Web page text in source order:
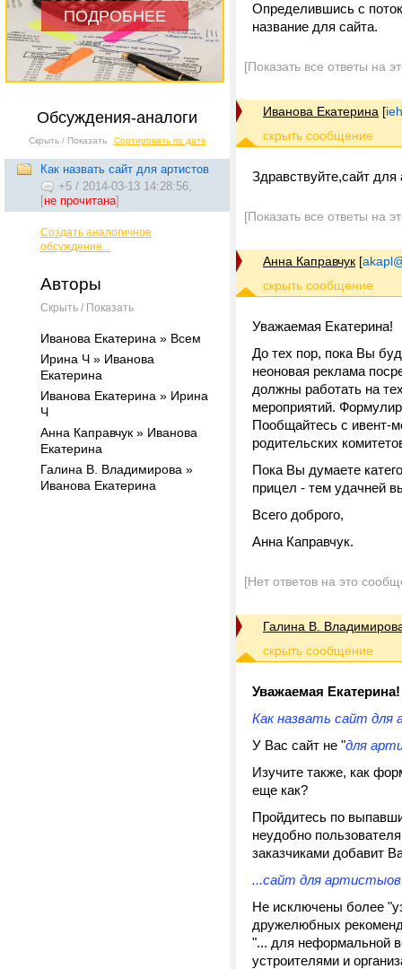
ПОДРОБНЕЕ
Обсуждения-аналоги
Скрыть / Показать Сортировать по дате
Как назвать сайт для артистов
+5 / 2014-03-13 14:28:56,
[не прочитана]
Создать аналогичное
обсуждение...
Авторы
Скрыть / Показать
Иванова Екатерина » Всем
Ирина Ч » Иванова
Екатерина
Иванова Екатерина » Ирина
Ч
Анна Каправчук » Иванова
Екатерина
Галина В. Владимирова »
Иванова Екатерина
Определившись с
название для сайта.
[Показать все ответы на
Иванова Екатерина [
Здравствуйте,сайт
[Показать все ответы на
Анна Каправчук [
Уважаемая Екатерина!
До тех пор, пока Вы
неоновая реклама
должны работать на
мероприятий.
Пообщайтесь с ивент-
родительских
Пока Вы думаете
прицел - тем удачней
Всего доброго,
Анна Каправчук.
[Нет ответов на это
Галина В.
Уважаемая Екатерина!
Как назвать сайт для
У Вас сайт не "для
Изучите также, как
еще как?
Пройдитесь по
неудобно
заказчиками добавит
...сайт для артистыов
Не исключены более
дружелюбных
"... для неформальной
устроителями и